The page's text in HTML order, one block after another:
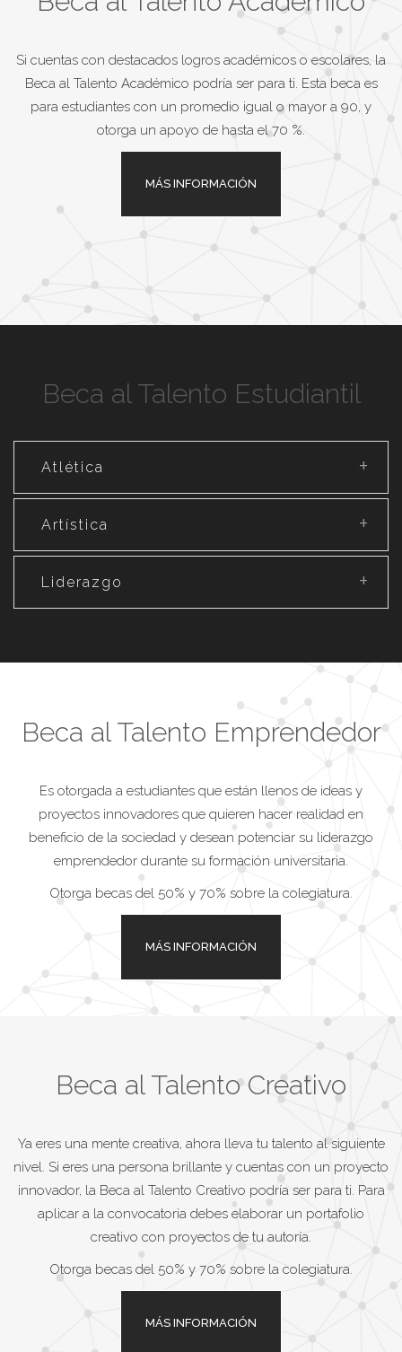
Si cuentas con destacados logros académicos o escolares, la
Beca al Talento Académico podría ser para ti. Esta beca es
para estudiantes con un promedio igual o mayor a 90, y
otorga un apoyo de hasta el 70 %.
MÁS INFORMACIÓN
Beca al Talento Estudiantil
Atlética
Artística
Liderazgo
Beca al Talento Emprendedor
Es otorgada a estudiantes que están llenos de ideas y
proyectos innovadores que quieren hacer realidad en
beneficio de la sociedad y desean potenciar su liderazgo
emprendedor durante su formación universitaria.
Otorga becas del 50% y 70% sobre la colegiatura.
MÁS INFORMACIÓN
Beca al Talento Creativo
Ya eres una mente creativa, ahora lleva tu talento al siguiente
nivel. Si eres una persona brillante y cuentas con un proyecto
innovador, la Beca al Talento Creativo podría ser para ti. Para
aplicar a la convocatoria debes elaborar un portafolio
creativo con proyectos de tu autoría.
Otorga becas del 50% y 70% sobre la colegiatura.
MÁS INFORMACIÓN